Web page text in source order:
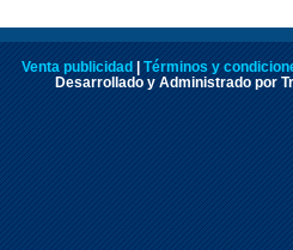
Venta publicidad | Términos y
Desarrollado y Administrado por